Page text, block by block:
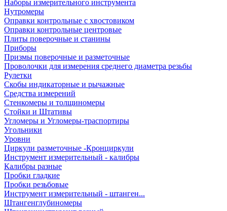
Наборы измерительного инструмента
Нутромеры
Оправки контрольные с хвостовиком
Оправки контрольные центровые
Плиты поверочные и станины
Приборы
Призмы поверочные и разметочные
Проволочки для измерения среднего диаметра резьбы
Рулетки
Скобы индикаторные и рычажные
Средства измерений
Стенкомеры и толщиномеры
Стойки и Штативы
Угломеры и Угломеры-траспортиры
Угольники
Уровни
Циркули разметочные -Кронциркули
Инструмент измерительный - калибры
Калибры разные
Пробки гладкие
Пробки резьбовые
Инструмент измерительный - штанген...
Штангенглубиномеры